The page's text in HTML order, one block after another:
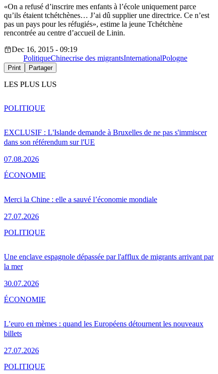
«On a refusé d’inscrire mes enfants à l’école uniquement parce
qu’ils étaient tchétchènes… J’ai dû supplier une directrice. Ce n’est
pas un pays pour les réfugiés», estime la jeune Tchétchène
rencontrée au centre d’accueil de Linin.
Dec 16, 2015 - 09:19
PolitiqueChinecrise des migrantsInternationalPologne
Print Partager
LES PLUS LUS
EXCLUSIF : L'Islande demande à Bruxelles de ne pas s'immiscer
dans son référendum sur l'UE
07.08.2026
POLITIQUE
Merci la Chine : elle a sauvé l’économie mondiale
27.07.2026
ÉCONOMIE
Une enclave espagnole dépassée par l'afflux de migrants arrivant par
la mer
30.07.2026
POLITIQUE
L’euro en mèmes : quand les Européens détournent les nouveaux
billets
27.07.2026
ÉCONOMIE
POLITIQUE